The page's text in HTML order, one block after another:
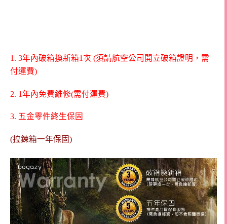
1. 3年內破箱換新箱1次 (須請航空公司開立破箱證明，需
付運費)
2. 1年內免費維修(需付運費)
3. 五金零件終生保固
(拉鍊箱一年保固)